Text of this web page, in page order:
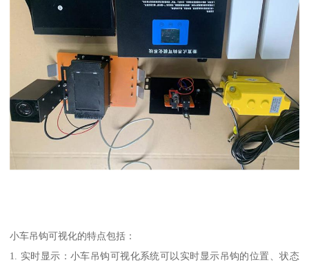
小车吊钩可视化的特点包括：
1. 实时显示：小车吊钩可视化系统可以实时显示吊钩的位置、状态